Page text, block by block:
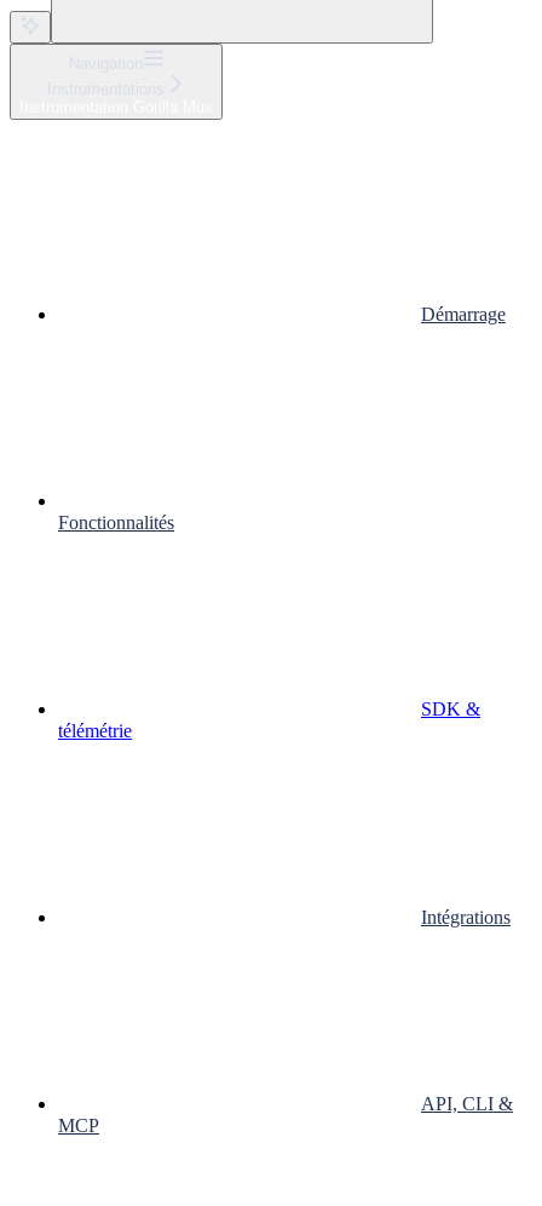
Démarrage
Fonctionnalités
SDK &
télémétrie
Intégrations
API, CLI &
MCP